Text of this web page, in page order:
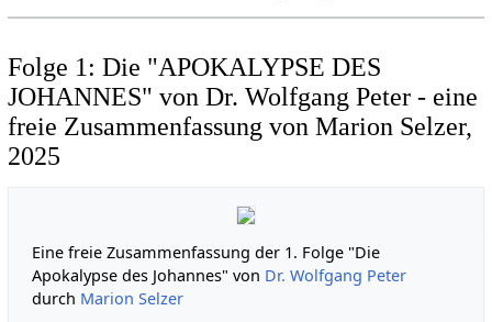
Folge 1: Die "APOKALYPSE DES
JOHANNES" von Dr. Wolfgang Peter - eine
freie Zusammenfassung von Marion Selzer,
2025
Eine freie Zusammenfassung der 1. Folge "Die
Apokalypse des Johannes" von Dr. Wolfgang Peter
durch Marion Selzer